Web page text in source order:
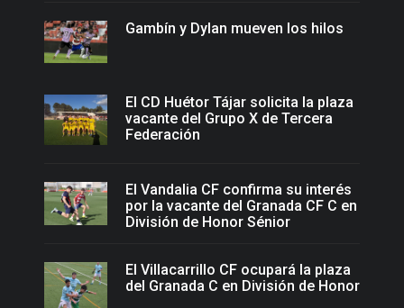
Gambín y Dylan mueven los hilos
El CD Huétor Tájar solicita la plaza
vacante del Grupo X de Tercera
Federación
El Vandalia CF confirma su interés
por la vacante del Granada CF C en
División de Honor Sénior
El Villacarrillo CF ocupará la plaza
del Granada C en División de Honor